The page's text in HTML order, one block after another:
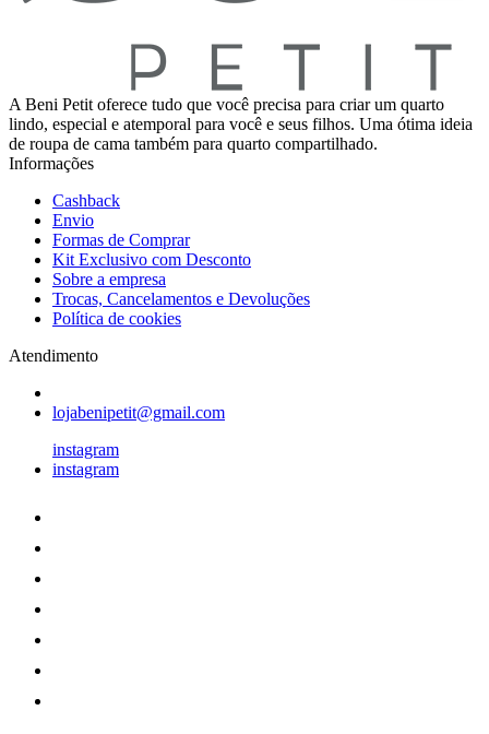
A Beni Petit oferece tudo que você precisa para criar um quarto
lindo, especial e atemporal para você e seus filhos. Uma ótima ideia
de roupa de cama também para quarto compartilhado.
Informações
Cashback
Envio
Formas de Comprar
Kit Exclusivo com Desconto
Sobre a empresa
Trocas, Cancelamentos e Devoluções
Política de cookies
Atendimento
lojabenipetit@gmail.com
instagram
instagram